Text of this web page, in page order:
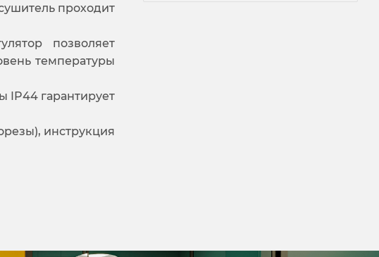
проходит
позволяет
температуры
IP44 гарантирует
инструкция